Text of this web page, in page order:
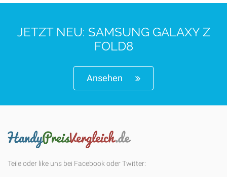
JETZT NEU: SAMSUNG GALAXY Z
FOLD8
Ansehen
Teile oder like uns bei Facebook oder Twitter: